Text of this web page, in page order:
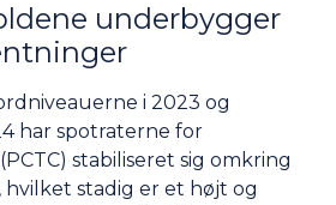
underbygger
i 2023 og
har spotraterne for
stabiliseret sig omkring
hvilket stadig er et højt og